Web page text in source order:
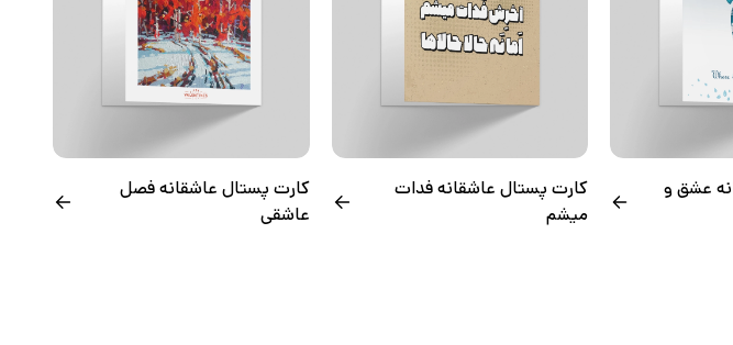
عشق و
کارت پستال عاشقانه فدات
میشم
کارت پستال عاشقانه فصل
عاشقی